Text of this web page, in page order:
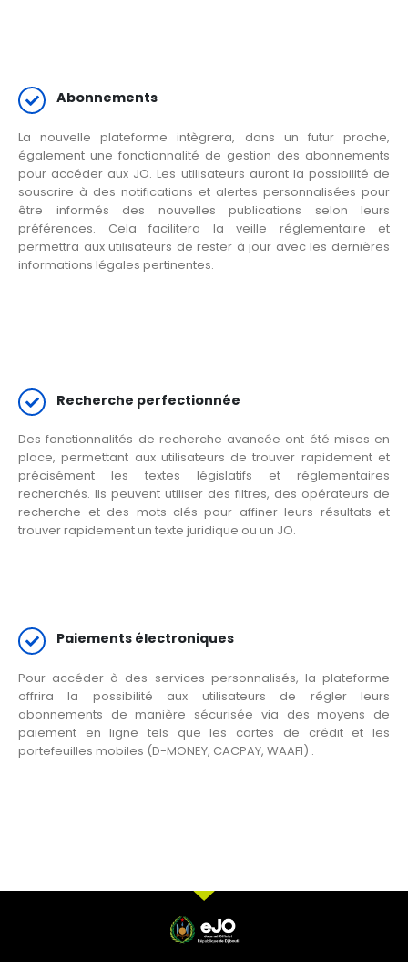
Abonnements
La nouvelle plateforme intègrera, dans un futur proche,
également une fonctionnalité de gestion des abonnements
pour accéder aux JO. Les utilisateurs auront la possibilité de
souscrire à des notifications et alertes personnalisées pour
être informés des nouvelles publications selon leurs
préférences. Cela facilitera la veille réglementaire et
permettra aux utilisateurs de rester à jour avec les dernières
informations légales pertinentes.
Recherche perfectionnée
Des fonctionnalités de recherche avancée ont été mises en
place, permettant aux utilisateurs de trouver rapidement et
précisément les textes législatifs et réglementaires
recherchés. Ils peuvent utiliser des filtres, des opérateurs de
recherche et des mots-clés pour affiner leurs résultats et
trouver rapidement un texte juridique ou un JO.
Paiements électroniques
Pour accéder à des services personnalisés, la plateforme
offrira la possibilité aux utilisateurs de régler leurs
abonnements de manière sécurisée via des moyens de
paiement en ligne tels que les cartes de crédit et les
portefeuilles mobiles (D-MONEY, CACPAY, WAAFI) .